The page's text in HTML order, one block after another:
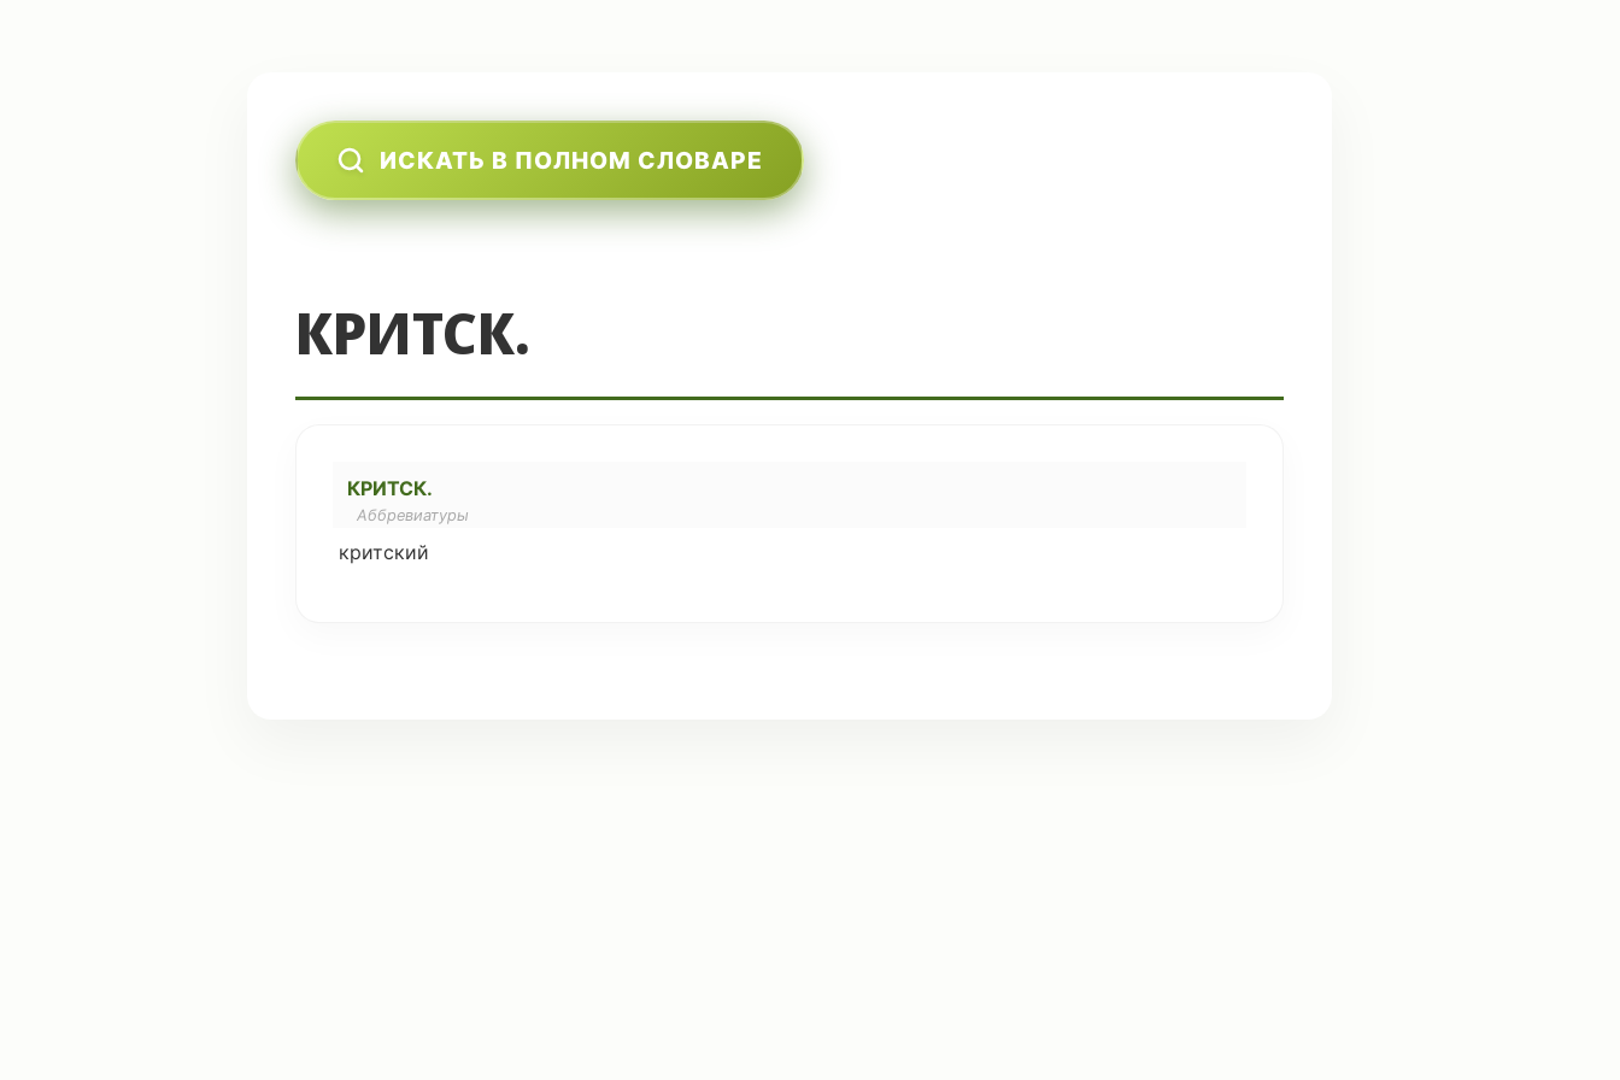
ИСКАТЬ В ПОЛНОМ СЛОВАРЕ
КРИТСК.
КРИТСК.
Аббревиатуры
критский